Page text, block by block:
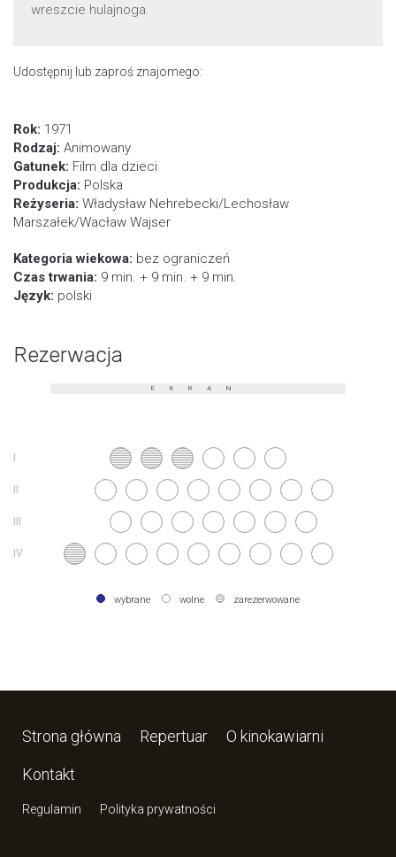
wreszcie hulajnoga.
Udostępnij lub zaproś znajomego:
Rok: 1971
Rodzaj: Animowany
Gatunek: Film dla dzieci
Produkcja: Polska
Reżyseria: Władysław Nehrebecki/Lechosław
Marszałek/Wacław Wajser
Kategoria wiekowa: bez ograniczeń
Czas trwania: 9 min. + 9 min. + 9 min.
Język: polski
Rezerwacja
EKRAN
wybrane wolne zarezerwowane
Strona główna Repertuar O kinokawiarni
Kontakt
Regulamin Polityka prywatności